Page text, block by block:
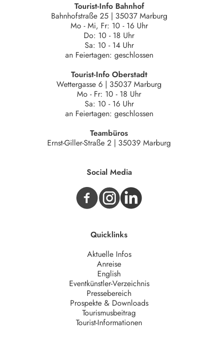
Tourist-Info Bahnhof
Bahnhofstraße 25 | 35037 Marburg
Mo - Mi, Fr: 10 - 16 Uhr
Do: 10 - 18 Uhr
Sa: 10 - 14 Uhr
an Feiertagen: geschlossen
Tourist-Info Oberstadt
Wettergasse 6 | 35037 Marburg
Mo - Fr: 10 - 18 Uhr
Sa: 10 - 16 Uhr
an Feiertagen: geschlossen
Teambüros
Ernst-Giller-Straße 2 | 35039 Marburg
Social Media
Quicklinks
Aktuelle Infos
Anreise
English
Eventkünstler-Verzeichnis
Pressebereich
Prospekte & Downloads
Tourismusbeitrag
Tourist-Informationen